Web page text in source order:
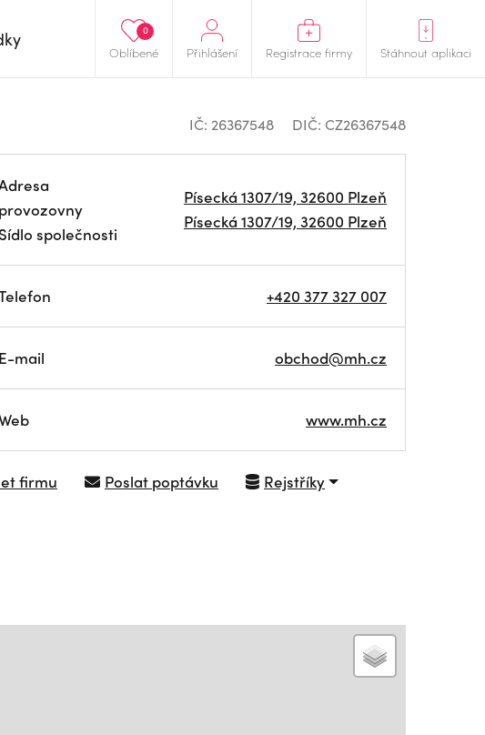
Oblíbené
0
Přihlášení Registrace firmy Stáhnout aplikaci
IČ: 26367548 DIČ: CZ26367548
provozovny
Sídlo společnosti
Písecká 1307/19, 32600 Plzeň
Písecká 1307/19, 32600 Plzeň
+420 377 327 007
E-mail obchod@mh.cz
www.mh.cz
firmu Poslat poptávku Rejstříky